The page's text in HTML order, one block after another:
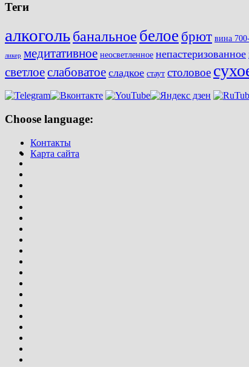
Теги
алкогольбанальное белое брют вина
ликер медитативное неосветленное непастеризованное
светлоеслабоватое сладкое стаут столовое
Choose language:
Контакты
Карта сайта